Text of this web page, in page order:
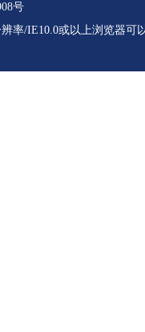
号
率/IE10.0或以上浏览器可